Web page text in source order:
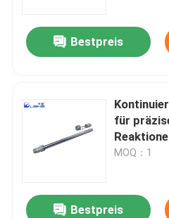
Bestpreis
für
MOQ：1
Bestpreis